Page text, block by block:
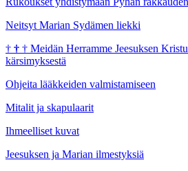
Neitsyt Marian Sydämen liekki
† † † Meidän Herramme Jeesuksen
kärsimyksestä
Ohjeita lääkkeiden valmistamiseen
Mitalit ja skapulaarit
Ihmeelliset kuvat
Jeesuksen ja Marian ilmestyksiä